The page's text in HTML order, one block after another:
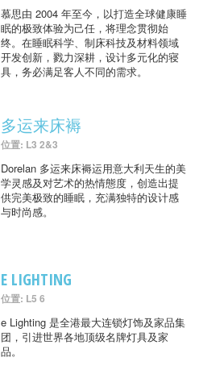
慕思由 2004 年至今，以打造全球健康睡
眠的极致体验为己任，将理念贯彻始
终。在睡眠科学、制床科技及材料领域
开发创新，戮力深耕，设计多元化的寝
具，务必满足客人不同的需求。
多运来床褥
位置: L3 2&3
Dorelan 多运来床褥运用意大利天生的美
学灵感及对艺术的热情態度，创造出提
供完美极致的睡眠，充满独特的设计感
与时尚感。
E LIGHTING
位置: L5 6
e Lighting 是全港最大连锁灯饰及家品集
团，引进世界各地顶级名牌灯具及家
品。